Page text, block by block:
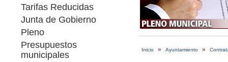
Tarifas Reducidas
Junta de Gobierno
Pleno
Presupuestos
municipales
Inicio » Ayuntamiento »